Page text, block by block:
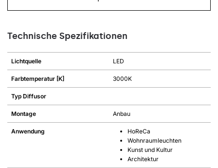
Technische Spezifikationen
Lichtquelle LED
Farbtemperatur [K] 3000K
Typ Diffusor
Montage Anbau
Anwendung
HoReCa
Wohnraumleuchten
Kunst und Kultur
Architektur